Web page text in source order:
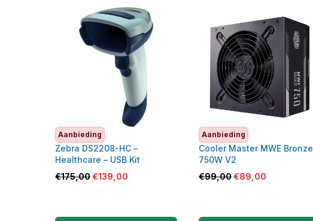
Aanbieding
Zebra DS2208-HC –
Healthcare – USB Kit
€175,00€139,00
Aanbieding
Cooler Master MWE Bronze
750W V2
€99,00€89,00